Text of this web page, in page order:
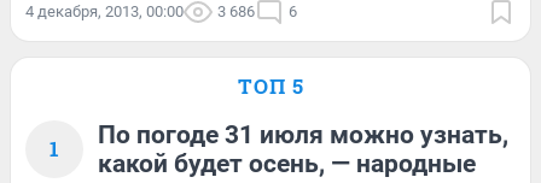
4 декабря, 2013, 00:00 3 686 6
ТОП 5
1
По погоде 31 июля можно узнать,
какой будет осень, — народные